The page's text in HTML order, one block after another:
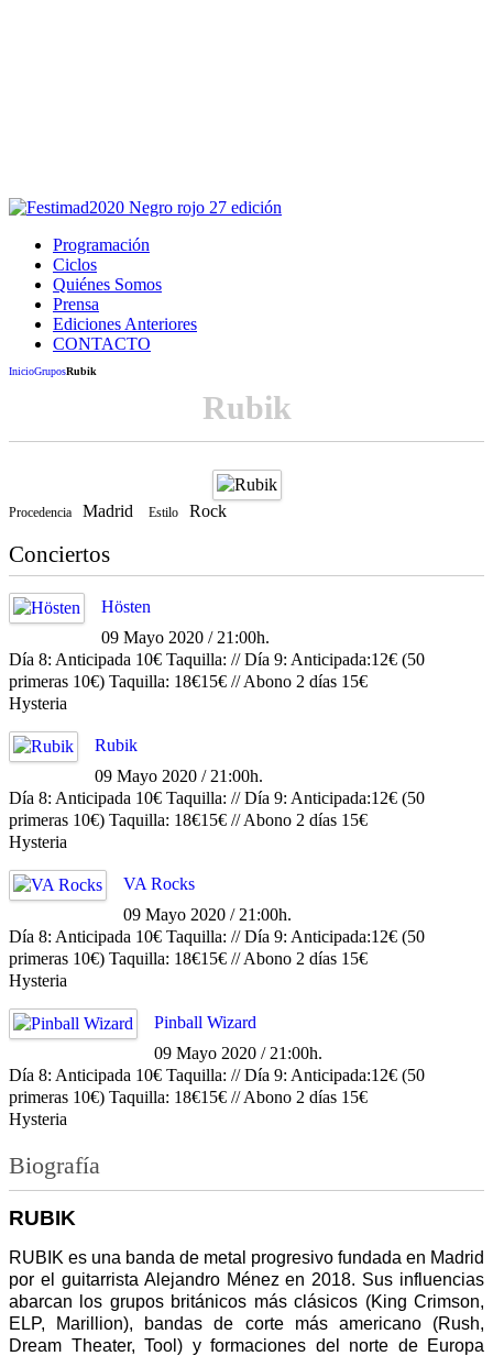
Programación
Ciclos
Quiénes Somos
Prensa
Ediciones Anteriores
CONTACTO
InicioGruposRubik
Rubik
Procedencia Madrid Estilo Rock
Conciertos
Hösten
09 Mayo 2020 / 21:00h.
Día 8: Anticipada 10€ Taquilla: // Día 9: Anticipada:12€ (50
primeras 10€) Taquilla: 18€15€ // Abono 2 días 15€
Hysteria
Rubik
09 Mayo 2020 / 21:00h.
Día 8: Anticipada 10€ Taquilla: // Día 9: Anticipada:12€ (50
primeras 10€) Taquilla: 18€15€ // Abono 2 días 15€
Hysteria
VA Rocks
09 Mayo 2020 / 21:00h.
Día 8: Anticipada 10€ Taquilla: // Día 9: Anticipada:12€ (50
primeras 10€) Taquilla: 18€15€ // Abono 2 días 15€
Hysteria
Pinball Wizard
09 Mayo 2020 / 21:00h.
Día 8: Anticipada 10€ Taquilla: // Día 9: Anticipada:12€ (50
primeras 10€) Taquilla: 18€15€ // Abono 2 días 15€
Hysteria
Biografía
RUBIK
RUBIK es una banda de metal progresivo fundada en Madrid
por el guitarrista Alejandro Ménez en 2018. Sus influencias
abarcan los grupos británicos más clásicos (King Crimson,
ELP, Marillion), bandas de corte más americano (Rush,
Dream Theater, Tool) y formaciones del norte de Europa